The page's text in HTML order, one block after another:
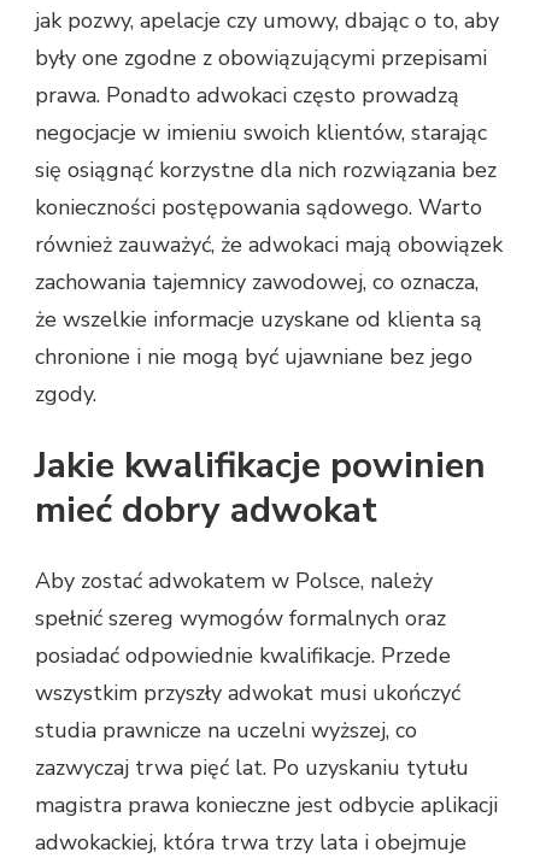
jak pozwy, apelacje czy umowy, dbając o to, aby
były one zgodne z obowiązującymi przepisami
prawa. Ponadto adwokaci często prowadzą
negocjacje w imieniu swoich klientów, starając
się osiągnąć korzystne dla nich rozwiązania bez
konieczności postępowania sądowego. Warto
również zauważyć, że adwokaci mają obowiązek
zachowania tajemnicy zawodowej, co oznacza,
że wszelkie informacje uzyskane od klienta są
chronione i nie mogą być ujawniane bez jego
zgody.
Jakie kwalifikacje powinien
mieć dobry adwokat
Aby zostać adwokatem w Polsce, należy
spełnić szereg wymogów formalnych oraz
posiadać odpowiednie kwalifikacje. Przede
wszystkim przyszły adwokat musi ukończyć
studia prawnicze na uczelni wyższej, co
zazwyczaj trwa pięć lat. Po uzyskaniu tytułu
magistra prawa konieczne jest odbycie aplikacji
adwokackiej, która trwa trzy lata i obejmuje